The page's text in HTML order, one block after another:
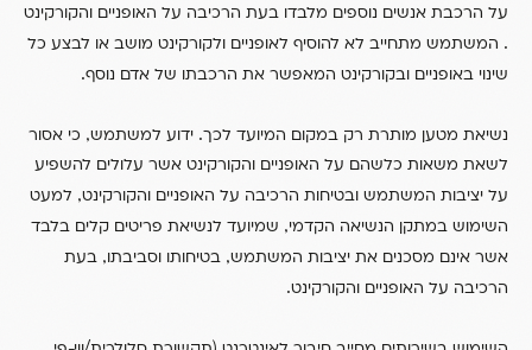
על הרכבת אנשים נוספים מלבדו בעת הרכיבה על האופניים והקורקינט
. המשתמש מתחייב לא להוסיף לאופניים ולקורקינט מושב או לבצע כל
שינוי באופניים ובקורקינט המאפשר את הרכבתו של אדם נוסף.
נשיאת מטען מותרת רק במקום המיועד לכך. ידוע למשתמש, כי אסור
לשאת משאות כלשהם על האופניים והקורקינט אשר עלולים להשפיע
על יציבות המשתמש ובטיחות הרכיבה על האופניים והקורקינט, למעט
השימוש במתקן הנשיאה הקדמי, שמיועד לנשיאת פריטים קלים בלבד
אשר אינם מסכנים את יציבות המשתמש, בטיחותו וסביבתו, בעת
הרכיבה על האופניים והקורקינט.